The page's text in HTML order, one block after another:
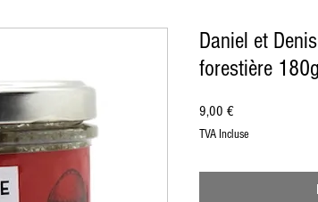
Daniel et
forestière
9,00 €Prix
TVA Incluse